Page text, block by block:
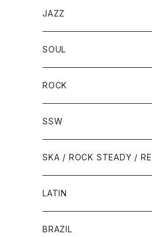
JAZZ
SOUL
ROCK
SSW
SKA / ROCK STEADY /
LATIN
BRAZIL